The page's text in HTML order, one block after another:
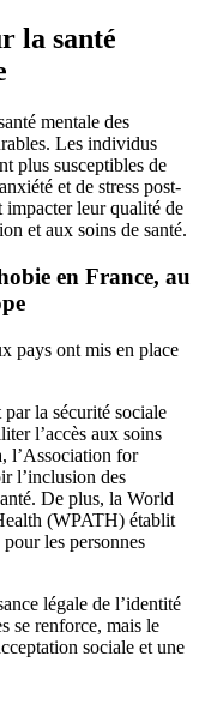
la santé
mentale des
Les individus
plus susceptibles de
et de stress post-
impacter leur qualité de
et aux soins de santé.
en France, au
pays ont mis en place
la sécurité sociale
l’accès aux soins
l’Association for
l’inclusion des
De plus, la World
(WPATH) établit
les personnes
légale de l’identité
se renforce, mais le
sociale et une